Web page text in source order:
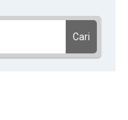
Cari